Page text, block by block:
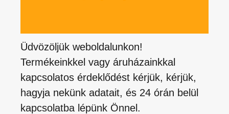
Üdvözöljük weboldalunkon!
Termékeinkkel vagy áruházainkkal
kapcsolatos érdeklődést kérjük, kérjük,
hagyja nekünk adatait, és 24 órán belül
kapcsolatba lépünk Önnel.